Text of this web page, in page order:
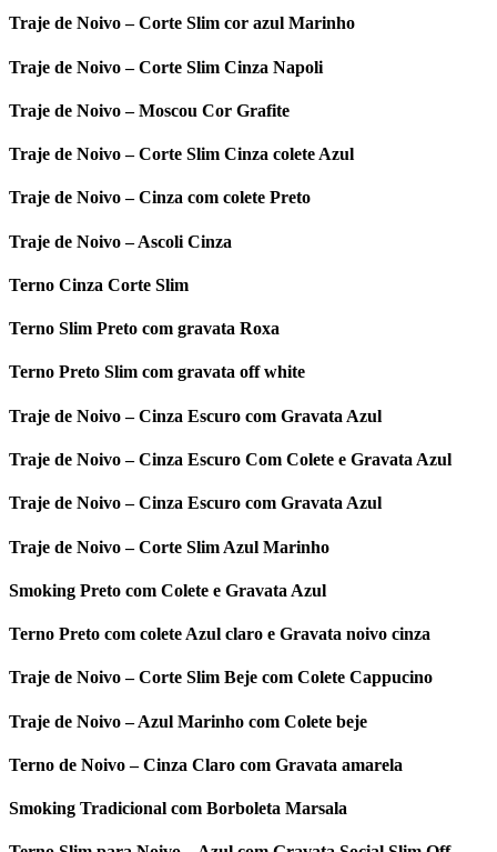
Traje de Noivo – Corte Slim cor azul Marinho
Traje de Noivo – Corte Slim Cinza Napoli
Traje de Noivo – Moscou Cor Grafite
Traje de Noivo – Corte Slim Cinza colete Azul
Traje de Noivo – Cinza com colete Preto
Traje de Noivo – Ascoli Cinza
Terno Cinza Corte Slim
Terno Slim Preto com gravata Roxa
Terno Preto Slim com gravata off white
Traje de Noivo – Cinza Escuro com Gravata Azul
Traje de Noivo – Cinza Escuro Com Colete e Gravata Azul
Traje de Noivo – Cinza Escuro com Gravata Azul
Traje de Noivo – Corte Slim Azul Marinho
Smoking Preto com Colete e Gravata Azul
Terno Preto com colete Azul claro e Gravata noivo cinza
Traje de Noivo – Corte Slim Beje com Colete Cappucino
Traje de Noivo – Azul Marinho com Colete beje
Terno de Noivo – Cinza Claro com Gravata amarela
Smoking Tradicional com Borboleta Marsala